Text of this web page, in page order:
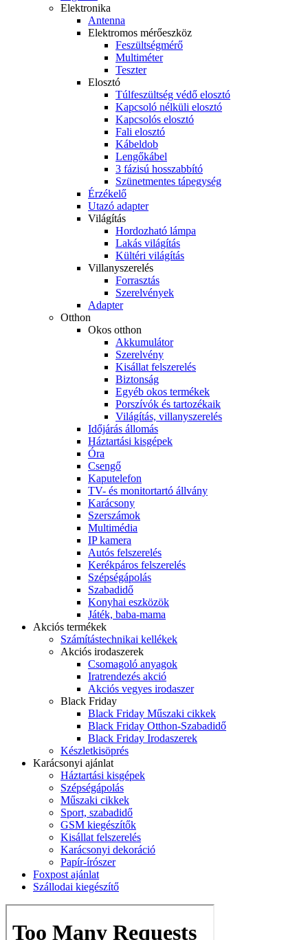
Elektronika
Antenna
Elektromos mérőeszköz
Feszültségmérő
Multiméter
Teszter
Elosztó
Túlfeszültség védő elosztó
Kapcsoló nélküli elosztó
Kapcsolós elosztó
Fali elosztó
Kábeldob
Lengőkábel
3 fázisú hosszabbító
Szünetmentes tápegység
Érzékelő
Utazó adapter
Világítás
Hordozható lámpa
Lakás világítás
Kültéri világítás
Villanyszerelés
Forrasztás
Szerelvények
Adapter
Otthon
Okos otthon
Akkumulátor
Szerelvény
Kisállat felszerelés
Biztonság
Egyéb okos termékek
Porszívók és tartozékaik
Világítás, villanyszerelés
Időjárás állomás
Háztartási kisgépek
Óra
Csengő
Kaputelefon
TV- és monitortartó állvány
Karácsony
Szerszámok
Multimédia
IP kamera
Autós felszerelés
Kerékpáros felszerelés
Szépségápolás
Szabadidő
Konyhai eszközök
Játék, baba-mama
Akciós termékek
Számítástechnikai kellékek
Akciós irodaszerek
Csomagoló anyagok
Iratrendezés akció
Akciós vegyes irodaszer
Black Friday
Black Friday Műszaki cikkek
Black Friday Otthon-Szabadidő
Black Friday Irodaszerek
Készletkisöprés
Karácsonyi ajánlat
Háztartási kisgépek
Szépségápolás
Műszaki cikkek
Sport, szabadidő
GSM kiegészítők
Kisállat felszerelés
Karácsonyi dekoráció
Papír-írószer
Foxpost ajánlat
Szállodai kiegészítő